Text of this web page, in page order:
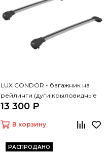
LUX CONDOR - багажник на
рейлинги (дуги крыловидные
серые 110 см)
13 300 ₽
В корзину
РАСПРОДАНО